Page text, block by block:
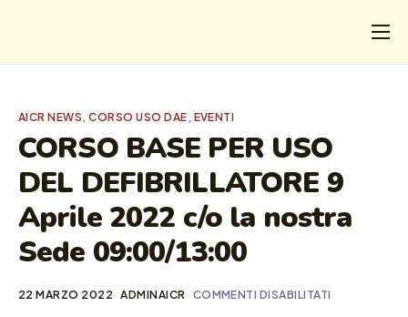
CHI
I SALVATI
FORMAZIONE
PROGETTI
NEWS
AICR NEWS,CORSO USO DAE, EVENTI
CORSO BASE PER USO
DEL DEFIBRILLATORE 9
Aprile 2022 c/o la nostra
Sede 09:00/13:00
22 MARZO 2022 ADMINAICR COMMENTI DISABILITATI